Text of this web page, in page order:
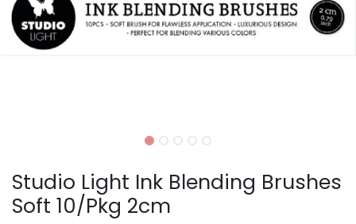
Studio Light Ink Blending Brushes
Soft 10/Pkg 2cm